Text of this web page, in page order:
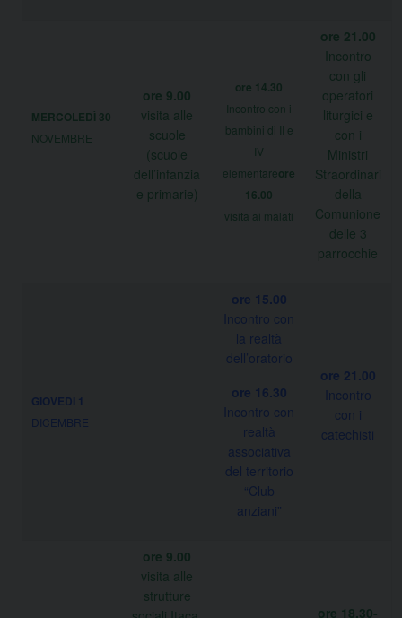
MERCOLEDÌ 30
NOVEMBRE
ore 9.00
visita alle
scuole
(scuole
dell’infanzia
e primarie)
ore 14.30
Incontro con i
bambini di II e
IV
elementareore
16.00
visita ai malati
ore 21.00
Incontro
con gli
operatori
liturgici e
con i
Ministri
Straordinari
della
Comunione
delle 3
parrocchie
GIOVEDÌ 1
DICEMBRE
ore 15.00
Incontro con
la realtà
dell’oratorio
ore 16.30
Incontro con
realtà
associativa
del territorio
“Club
anziani”
ore 21.00
Incontro
con i
catechisti
ore 9.00
visita alle
strutture
ore 18.30-